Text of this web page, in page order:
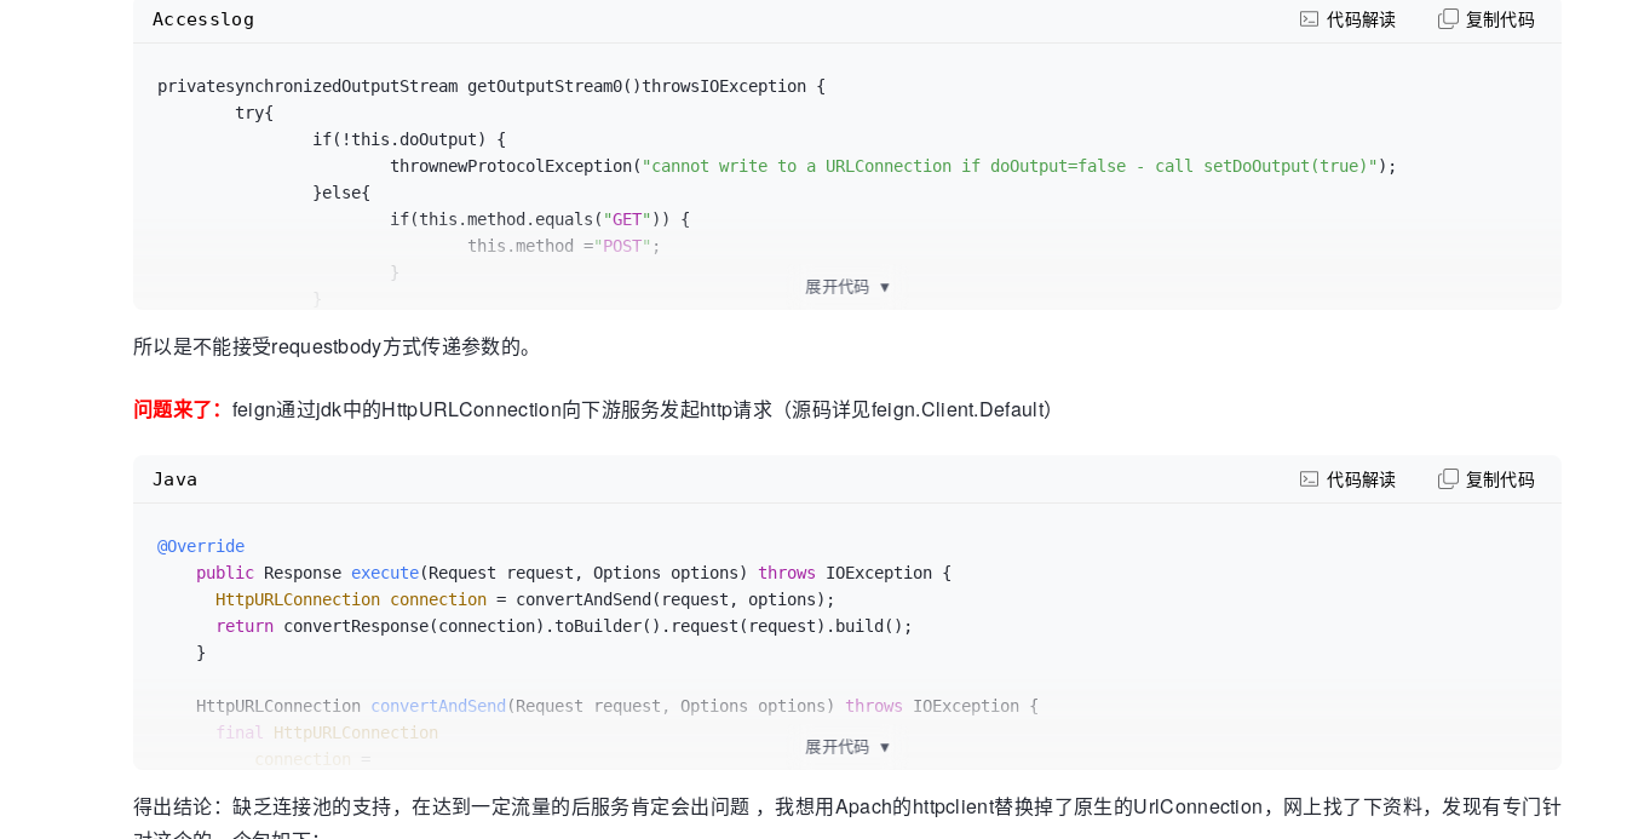
privatesynchronizedOutputStream getOutputStream0()throwsIOException {
			thrownewProtocolException(
"cannot write to a URLConnection if doOutput=false - call setDoOutput(true)" );
			if(this.method.equals(
"GET" )) {
				this.method =
"POST" ;
}
Accesslog 代码解读 复制代码
展开代码 ▼
所以是不能接受requestbody方式传递参数的。
问题来了： feign通过jdk中的HttpURLConnection向下游服务发起http请求（源码详见feign.Client.Default）
@Override
public Response execute(Request request, Options options) throws IOException {
HttpURLConnection connection = convertAndSend(request, options);
return convertResponse(connection).toBuilder().request(request).build();
    HttpURLConnection
convertAndSend (Request request, Options options) throws IOException {
final
HttpURLConnection
connection
if (connection instanceof HttpsURLConnection) {
Java 代码解读 复制代码
展开代码 ▼
得出结论：缺乏连接池的支持，在达到一定流量的后服务肯定会出问题 ，我想用Apach的httpclient替换掉了原生的UrlConnection，网上找了下资料，发现有专门针